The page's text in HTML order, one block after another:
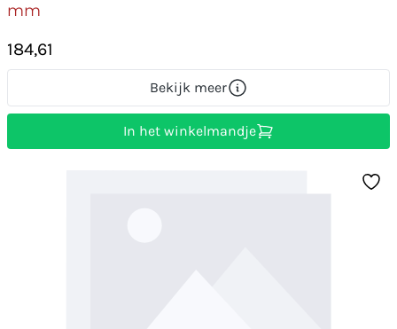
mm
184,61
Bekijk meer
In het winkelmandje